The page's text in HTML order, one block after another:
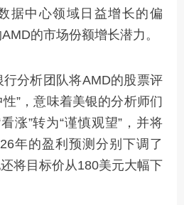
据中心领域日益增长的偏
的市场份额增长潜力。
行分析团队将AMD的股票评
性”，意味着美银的分析师们
涨”转为“谨慎观望”，并将
年的盈利预测分别下调了
将目标价从180美元大幅下